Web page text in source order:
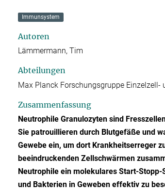
Immunsystem
Autoren
Lämmermann, Tim
Abteilungen
Max Planck Forschungsgruppe
Zusammenfassung
Neutrophile Granulozyten sind
Sie patrouillieren durch Blutgefäße und
Gewebe ein, um dort Krankheitserreger
beeindruckenden Zellschwärmen
Neutrophile ein molekulares Start-
und Bakterien in Geweben effektiv zu